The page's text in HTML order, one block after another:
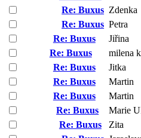
Re: Buxus Zdenka
Re: Buxus Petra
Re: Buxus
Jiřina
Re: Buxus
milena
Re: Buxus
Jitka
Re: Buxus
Martin
Re: Buxus
Martin
Re: Buxus
Marie
Re: Buxus
Zita